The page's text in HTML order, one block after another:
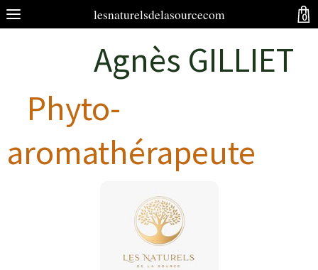
lesnaturelsdelasourcecom
Agnès GILLIET
Phyto-
aromathérapeute
0